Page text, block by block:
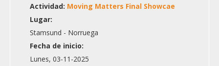
Actividad: Moving Matters Final Showcae
Lugar:
Stamsund - Norruega
Fecha de inicio:
Lunes, 03-11-2025